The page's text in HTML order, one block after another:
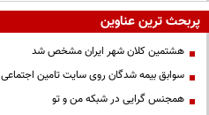
پربحث ترین عناوین
هشتمین کلان شهر ایران مشخص شد
سوابق بیمه شدگان روی سایت تامین اجتماعی
همجنس گرایی در شبکه من و تو